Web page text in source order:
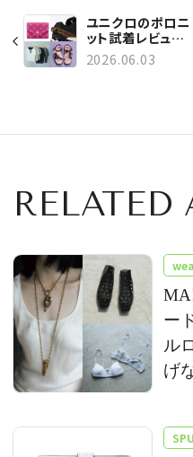
ユニクロのポロニ
ット試着レビュー、
機能派「レインス
ニーカー」3選、ボ
気記事TOP5
2026.06.03
RELATED
ー
ル
げ